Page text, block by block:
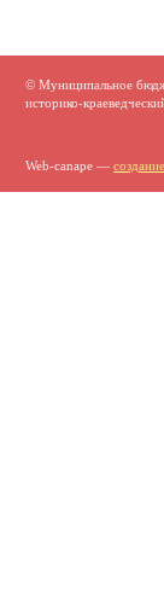
© Муниципальное
историко-
Web-canape —